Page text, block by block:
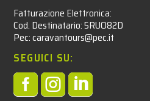
Fatturazione Elettronica:
Cod. Destinatario: 5RUO82D
Pec: caravantours@pec.it
SEGUICI SU:
